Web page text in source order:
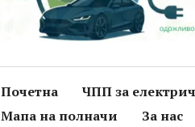
Почетна
ЧПП за
Мапа на полначи
За нас